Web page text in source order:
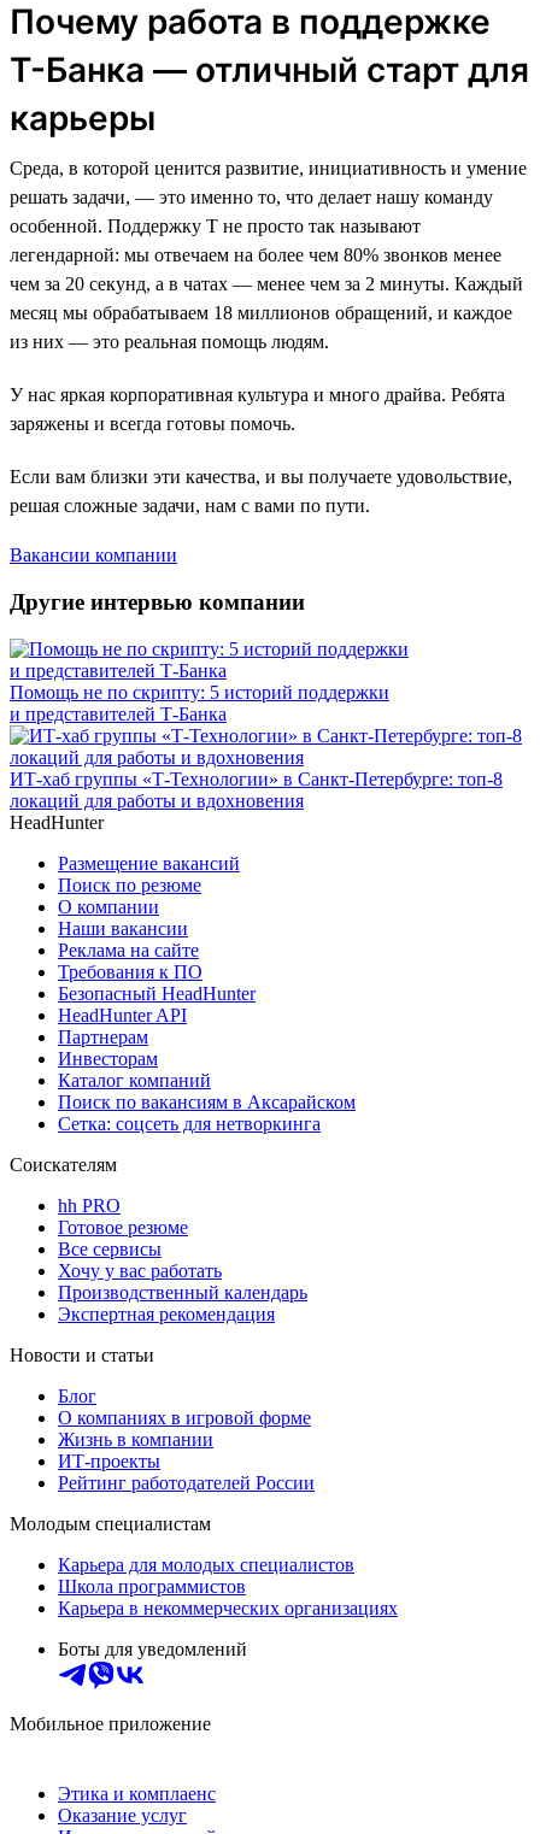
Почему работа в поддержке
Т-Банка — отличный старт для
карьеры
Среда, в которой ценится развитие, инициативность и умение
решать задачи, — это именно то, что делает нашу команду
особенной. Поддержку Т не просто так называют
легендарной: мы отвечаем на более чем 80% звонков менее
чем за 20 секунд, а в чатах — менее чем за 2 минуты. Каждый
месяц мы обрабатываем 18 миллионов обращений, и каждое
из них — это реальная помощь людям.
У нас яркая корпоративная культура и много драйва. Ребята
заряжены и всегда готовы помочь.
Если вам близки эти качества, и вы получаете удовольствие,
решая сложные задачи, нам с вами по пути.
Вакансии компании
Другие интервью компании
Помощь не по скрипту: 5 историй поддержки
и представителей Т-Банка
ИТ-хаб группы «Т-Технологии» в Санкт-Петербурге: топ-8
локаций для работы и вдохновения
HeadHunter
Размещение вакансий
Поиск по резюме
О компании
Наши вакансии
Реклама на сайте
Требования к ПО
Безопасный HeadHunter
HeadHunter API
Партнерам
Инвесторам
Каталог компаний
Поиск по вакансиям в Аксарайском
Сетка: соцсеть для нетворкинга
Соискателям
hh PRO
Готовое резюме
Все сервисы
Хочу у вас работать
Производственный календарь
Экспертная рекомендация
Новости и статьи
Блог
О компаниях в игровой форме
Жизнь в компании
ИТ-проекты
Рейтинг работодателей России
Молодым специалистам
Карьера для молодых специалистов
Школа программистов
Карьера в некоммерческих организациях
Боты для уведомлений
Мобильное приложение
Этика и комплаенс
Оказание услуг